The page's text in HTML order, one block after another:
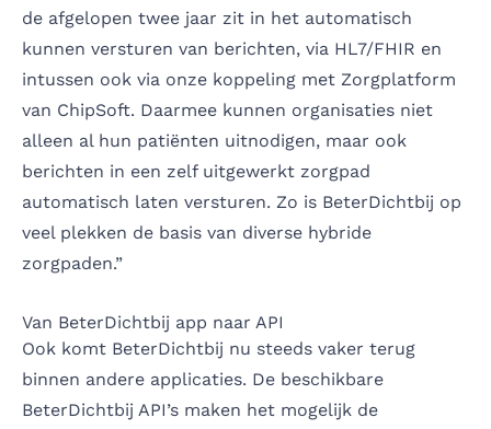
de afgelopen twee jaar zit in het automatisch
kunnen versturen van berichten, via HL7/FHIR en
intussen ook via onze koppeling met Zorgplatform
van ChipSoft. Daarmee kunnen organisaties niet
alleen al hun patiënten uitnodigen, maar ook
berichten in een zelf uitgewerkt zorgpad
automatisch laten versturen. Zo is BeterDichtbij op
veel plekken de basis van diverse hybride
zorgpaden.”
Van BeterDichtbij app naar API
Ook komt BeterDichtbij nu steeds vaker terug
binnen andere applicaties. De beschikbare
BeterDichtbij API’s maken het mogelijk de